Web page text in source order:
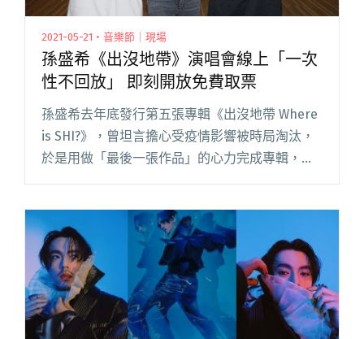
2021-05-21・音樂節｜現場
孫盛希《出沒地帶》演唱會線上「一次
性不回放」 即刻開放免費取票
孫盛希去年底發行第五張專輯《出沒地帶 Where
is SHI?》，曾坦言擔心受疫情影響被時局淘汰，
於是用做「最後一張作品」的心力完成專輯，而
成果獲樂界肯定，好消息不斷，《出沒地帶》不
新加坡 Fre閱讀全文 "孫盛希《出沒地帶》演唱會
線上「一次性不回放」 即刻開放免費取票"